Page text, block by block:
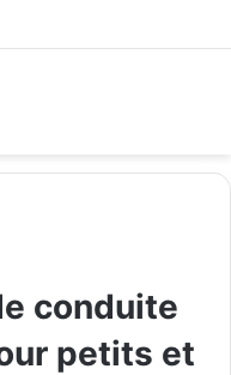
conduite
petits et